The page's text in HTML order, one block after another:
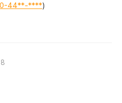
44**-****)